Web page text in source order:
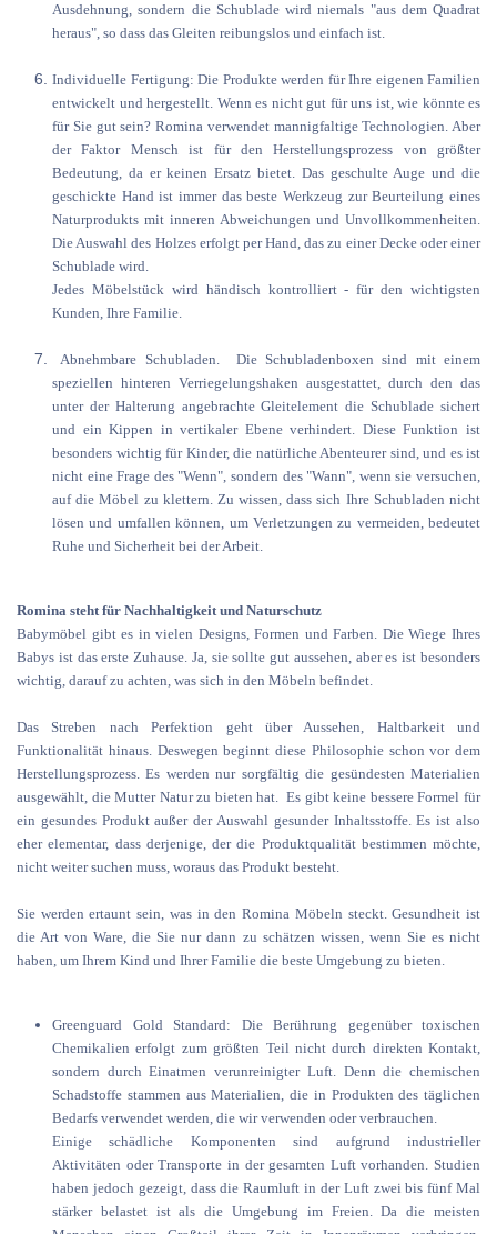
Ausdehnung, sondern die Schublade wird niemals "aus dem Quadrat
heraus", so dass das Gleiten reibungslos und einfach ist.
Individuelle Fertigung: Die Produkte werden für Ihre eigenen Familien
entwickelt und hergestellt. Wenn es nicht gut für uns ist, wie könnte es
für Sie gut sein? Romina verwendet mannigfaltige Technologien. Aber
der Faktor Mensch ist für den Herstellungsprozess von größter
Bedeutung, da er keinen Ersatz bietet. Das geschulte Auge und die
geschickte Hand ist immer das beste Werkzeug zur Beurteilung eines
Naturprodukts mit inneren Abweichungen und Unvollkommenheiten.
Die Auswahl des Holzes erfolgt per Hand, das zu einer Decke oder einer
Schublade wird.
Jedes Möbelstück wird händisch kontrolliert - für den wichtigsten
Kunden, Ihre Familie.
Abnehmbare Schubladen. Die Schubladenboxen sind mit einem
speziellen hinteren Verriegelungshaken ausgestattet, durch den das
unter der Halterung angebrachte Gleitelement die Schublade sichert
und ein Kippen in vertikaler Ebene verhindert. Diese Funktion ist
besonders wichtig für Kinder, die natürliche Abenteurer sind, und es ist
nicht eine Frage des "Wenn", sondern des "Wann", wenn sie versuchen,
auf die Möbel zu klettern. Zu wissen, dass sich Ihre Schubladen nicht
lösen und umfallen können, um Verletzungen zu vermeiden, bedeutet
Ruhe und Sicherheit bei der Arbeit.
Romina steht für Nachhaltigkeit und Naturschutz
Babymöbel gibt es in vielen Designs, Formen und Farben. Die Wiege Ihres
Babys ist das erste Zuhause. Ja, sie sollte gut aussehen, aber es ist besonders
wichtig, darauf zu achten, was sich in den Möbeln befindet.
Das Streben nach Perfektion geht über Aussehen, Haltbarkeit und
Funktionalität hinaus. Deswegen beginnt diese Philosophie schon vor dem
Herstellungsprozess. Es werden nur sorgfältig die gesündesten Materialien
ausgewählt, die Mutter Natur zu bieten hat. Es gibt keine bessere Formel für
ein gesundes Produkt außer der Auswahl gesunder Inhaltsstoffe. Es ist also
eher elementar, dass derjenige, der die Produktqualität bestimmen möchte,
nicht weiter suchen muss, woraus das Produkt besteht.
Sie werden ertaunt sein, was in den Romina Möbeln steckt. Gesundheit ist
die Art von Ware, die Sie nur dann zu schätzen wissen, wenn Sie es nicht
haben, um Ihrem Kind und Ihrer Familie die beste Umgebung zu bieten.
Greenguard Gold Standard: Die Berührung gegenüber toxischen
Chemikalien erfolgt zum größten Teil nicht durch direkten Kontakt,
sondern durch Einatmen verunreinigter Luft. Denn die chemischen
Schadstoffe stammen aus Materialien, die in Produkten des täglichen
Bedarfs verwendet werden, die wir verwenden oder verbrauchen.
Einige schädliche Komponenten sind aufgrund industrieller
Aktivitäten oder Transporte in der gesamten Luft vorhanden. Studien
haben jedoch gezeigt, dass die Raumluft in der Luft zwei bis fünf Mal
stärker belastet ist als die Umgebung im Freien. Da die meisten